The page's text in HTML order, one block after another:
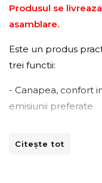
Produsul se
asamblare.
Este un produs
trei functii:
- Canapea, confort
emisiunii preferate
pe nepregatite
Citește tot